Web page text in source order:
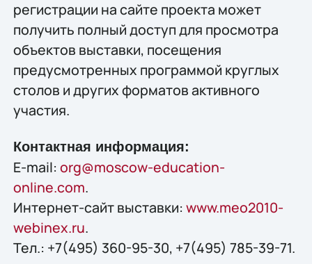
регистрации на сайте проекта может
получить полный доступ для просмотра
объектов выставки, посещения
предусмотренных программой круглых
столов и других форматов активного
участия.
Контактная информация:
E-mail: org@moscow-education-
online.com.
Интернет-сайт выставки: www.meo2010-
webinex.ru.
Тел.: +7(495) 360-95-30, +7(495) 785-39-71.